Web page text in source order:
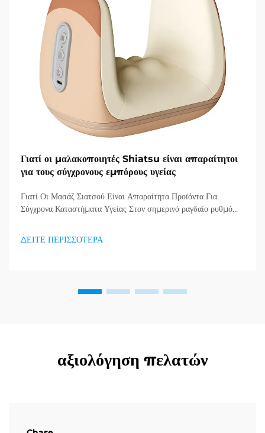
Γιατί οι μαλακοποιητές Shiatsu είναι απαραίτητοι
για τους σύγχρονους εμπόρους υγείας
Γιατί Οι Μασάζ Σιατσού Είναι Απαραίτητα Προϊόντα Για
Σύγχρονα Καταστήματα Υγείας Στον σημερινό ραγδαίο ρυθμό
ΔΕΙΤΕ ΠΕΡΙΣΣΟΤΕΡΑ
αξιολόγηση πελατών